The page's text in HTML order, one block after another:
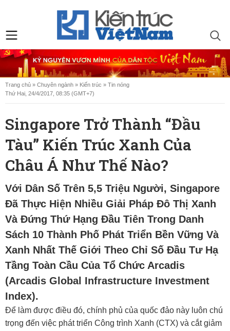
Trang chủ » Chuyên ngành » Kiến trúc » Tin nóng
Thứ Hai, 24/4/2017, 08:35 (GMT+7)
Singapore Trở Thành “đầu
Tàu” Kiến Trúc Xanh Của
Châu Á Như Thế Nào?
Với Dân Số Trên 5,5 Triệu Người, Singapore
Đã Thực Hiện Nhiều Giải Pháp Đô Thị Xanh
Và Đứng Thứ Hạng Đầu Tiên Trong Danh
Sách 10 Thành Phố Phát Triển Bền Vững Và
Xanh Nhất Thế Giới Theo Chỉ Số Đầu Tư Hạ
Tầng Toàn Cầu Của Tổ Chức Arcadis
(Arcadis Global Infrastructure Investment
Index).
Để làm được điều đó, chính phủ của quốc đảo này luôn chú
trọng đến việc phát triển Công trình Xanh (CTX) và cắt giảm